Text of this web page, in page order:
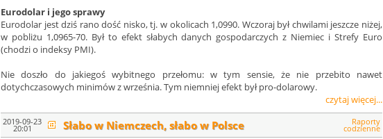
Eurodolar i jego sprawy
Eurodolar jest dziś rano dość nisko, tj. w okolicach 1,0990. Wczoraj był chwilami jeszcze niżej,
w pobliżu 1,0965-70. Był to efekt słabych danych gospodarczych z Niemiec i Strefy Euro
(chodzi o indeksy PMI).
Nie doszło do jakiegoś wybitnego przełomu: w tym sensie, że nie przebito nawet
dotychczasowych minimów z września. Tym niemniej efekt był pro-dolarowy.
czytaj więcej...
2019-09-23
20:01 Słabo w Niemczech, słabo w Polsce Raporty
codzienne